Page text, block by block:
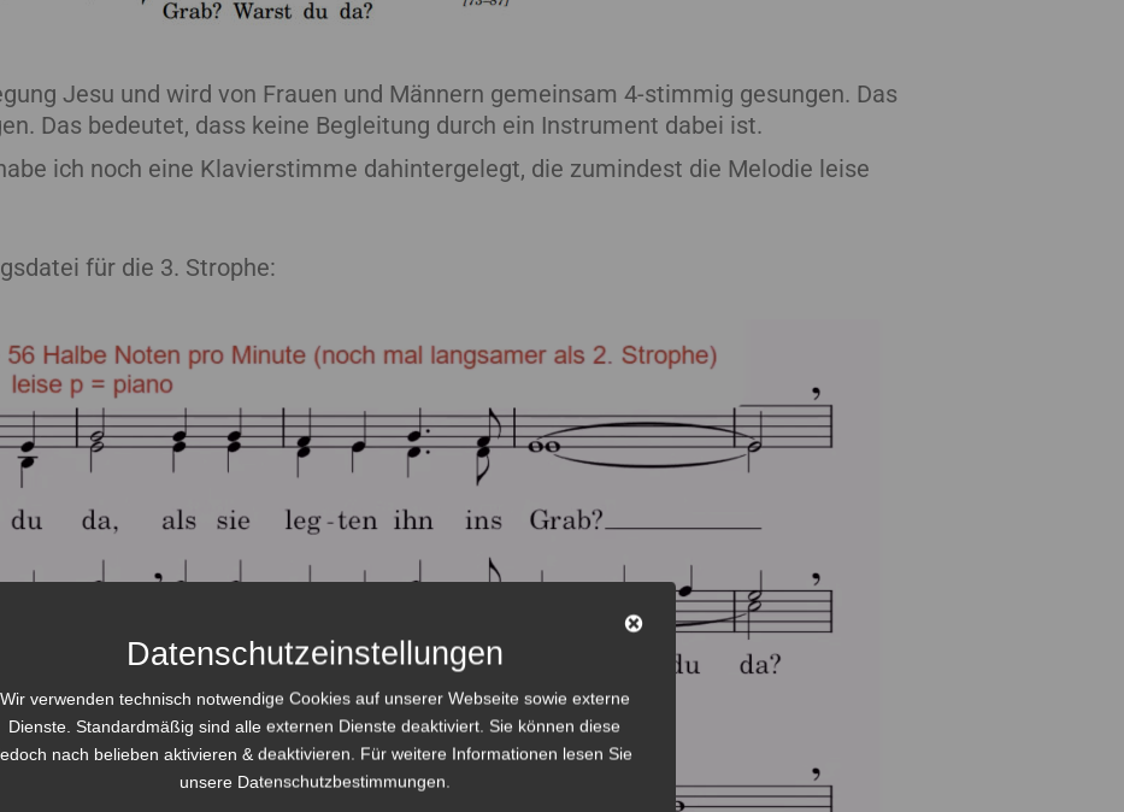
Jesu und wird von Frauen und Männern gemeinsam 4-stimmig gesungen. Das
Das bedeutet, dass keine Begleitung durch ein Instrument dabei ist.
ich noch eine Klavierstimme dahintergelegt, die zumindest die Melodie leise
für die 3. Strophe:
Datenschutzeinstellungen
Wir verwenden technisch notwendige Cookies auf unserer Webseite sowie externe
Dienste. Standardmäßig sind alle externen Dienste deaktiviert. Sie können diese
nach belieben aktivieren & deaktivieren. Für weitere Informationen lesen Sie
unsere Datenschutzbestimmungen.